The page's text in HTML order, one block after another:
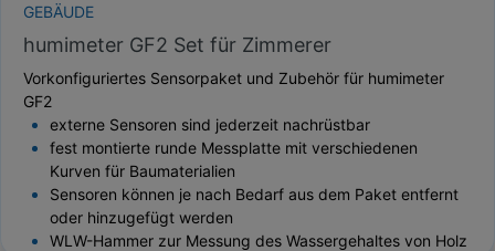
GEBÄUDE
humimeter GF2 Set für Zimmerer
Vorkonfiguriertes Sensorpaket und Zubehör für humimeter
GF2
externe Sensoren sind jederzeit nachrüstbar
fest montierte runde Messplatte mit verschiedenen
Kurven für Baumaterialien
Sensoren können je nach Bedarf aus dem Paket entfernt
oder hinzugefügt werden
WLW-Hammer zur Messung des Wassergehaltes von Holz